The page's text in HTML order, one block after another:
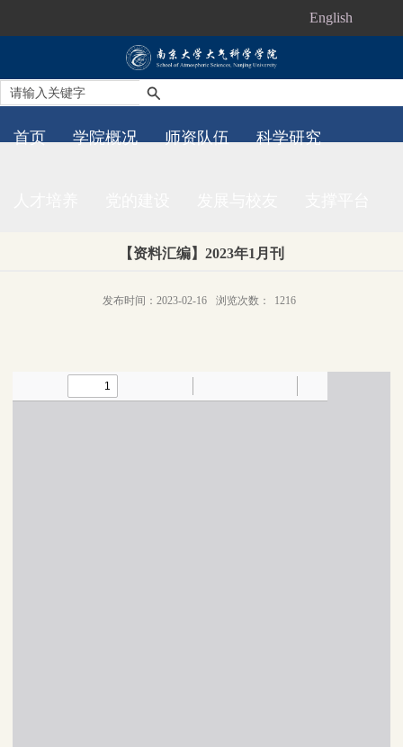
English
首页 学院概况 师资队伍 科学研究
【资料汇编】2023年1月刊
发布时间：2023-02-16 浏览次数： 1216